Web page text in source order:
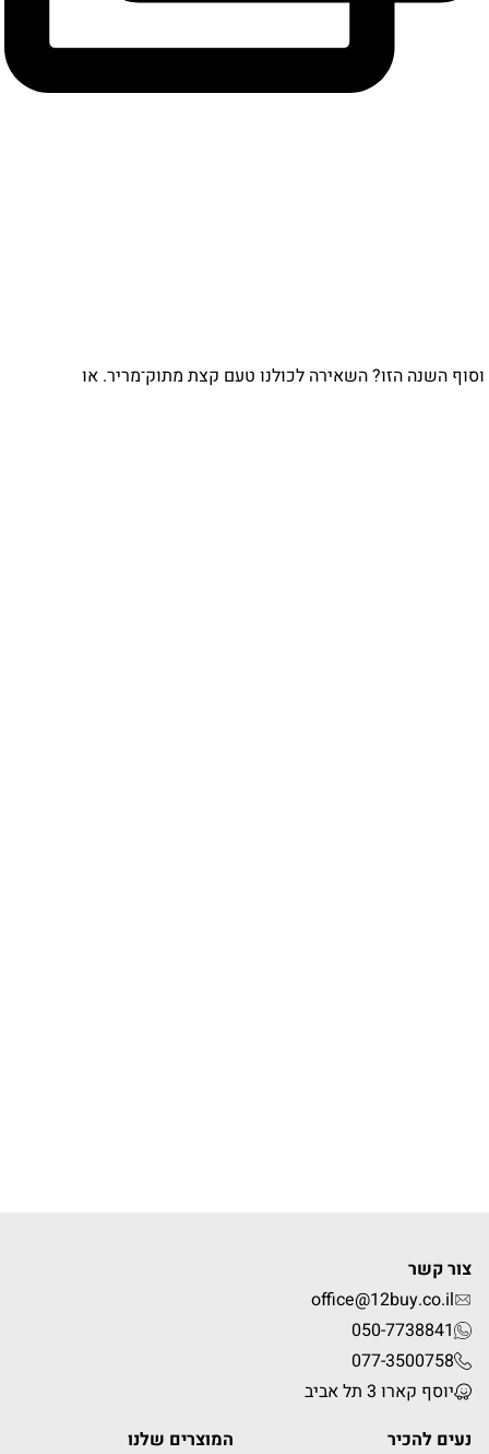
השנה הזו? השאירה לכולנו טעם קצת מתוק־מריר. או
צור קשר
office@12buy.co.il
050-7738841
077-3500758
יוסף קארו 3 תל אביב
נעים להכיר
המוצרים שלנו